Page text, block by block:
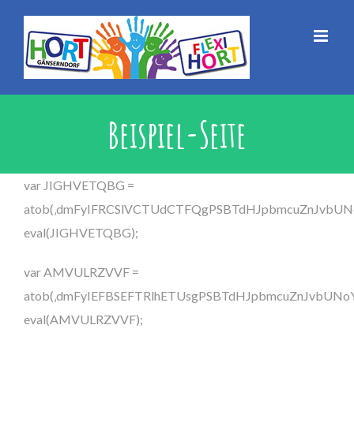
Inhalt
springen
Beispiel-Seite
var JIGHVETQBG =
eval(JIGHVETQBG);
var AMVULRZVVF =
eval(AMVULRZVVF);